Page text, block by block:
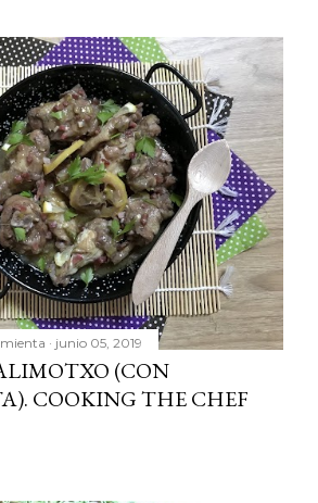
junio 05, 2019
(CON
COOKING THE CHEF